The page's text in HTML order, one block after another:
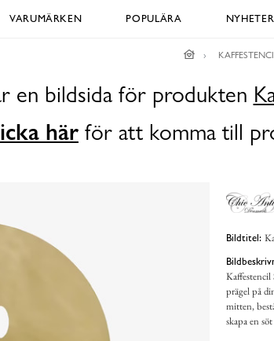
VARUMÄRKEN POPULÄRA NYHETER
en bildsida för produkten
här för att komma till
Bildtitel:
prägel på
mitten,
skapa en